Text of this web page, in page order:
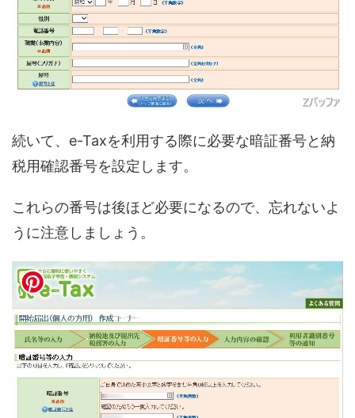
続いて、e-Taxを利用する際に必要な暗証番号と納
税用確認番号を設定します。
これらの番号は後ほど必要になるので、忘れないよ
うに注意しましょう。